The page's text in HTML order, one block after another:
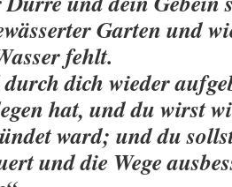
Garten und
fehlt.
dich wieder
hat, und du wirst
ward; und du
und die Wege